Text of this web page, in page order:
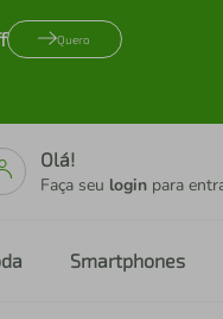
Quero
Olá!
Faça seu login para
Smartphones